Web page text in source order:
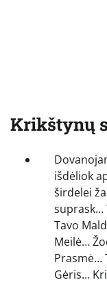
Krikštynų
išdėliok
širdelei
suprask…
Tavo
Meilė…
Prasmė…
Gėris…